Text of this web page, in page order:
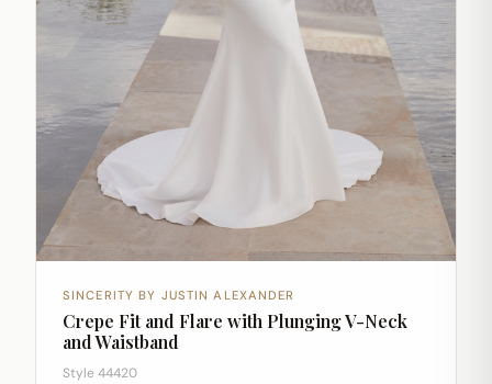
SINCERITY BY JUSTIN ALEXANDER
Crepe Fit and Flare with Plunging V-Neck
and Waistband
Style 44420